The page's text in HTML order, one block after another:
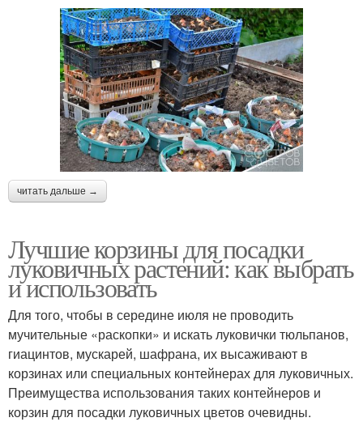
читать дальше →
Лучшие корзины для посадки
луковичных растений: как выбрать
и использовать
Для того, чтобы в середине июля не проводить
мучительные «раскопки» и искать луковички тюльпанов,
гиацинтов, мускарей, шафрана, их высаживают в
корзинах или специальных контейнерах для луковичных.
Преимущества использования таких контейнеров и
корзин для посадки луковичных цветов очевидны.